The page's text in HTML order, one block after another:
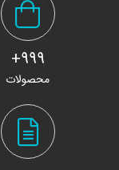
999+
محصولات